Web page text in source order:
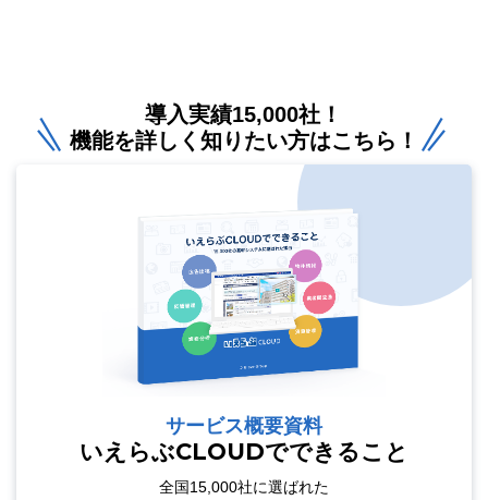
導入実績15,000社！
機能を詳しく知りたい方はこちら！
サービス概要資料
いえらぶCLOUDでできること
全国15,000社に選ばれた